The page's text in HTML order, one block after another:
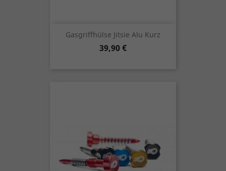
Gasgriffhülse Jitsie Alu Kurz
Preis
39,90 €